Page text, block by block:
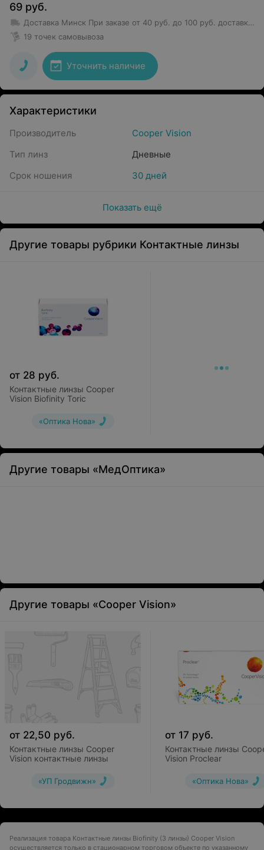
69 руб.
Доставка Минск При заказе от 40 руб. до 100 руб. доставка 5,50 руб.
19 точек самовывоза
Уточнить наличие
Характеристики
Производитель
Cooper Vision
Тип линз
Дневные
Срок ношения
30 дней
Показать ещё
Другие товары рубрики Контактные линзы
от 28 руб.
Контактные линзы Cooper
Vision Biofinity Toric
«Оптика Нова»
Другие товары «МедОптика»
Другие товары «Cooper Vision»
от 22,50 руб.
Контактные линзы Cooper
Vision контактные линзы
«УП Гродвижн»
от 17 руб.
Контактные линзы
Vision Proclear
«Оптика Нова»
Реализация товара Контактные линзы Biofinity (3 линзы) Cooper Vision
осуществляется только в стационарном торговом объекте по указанному